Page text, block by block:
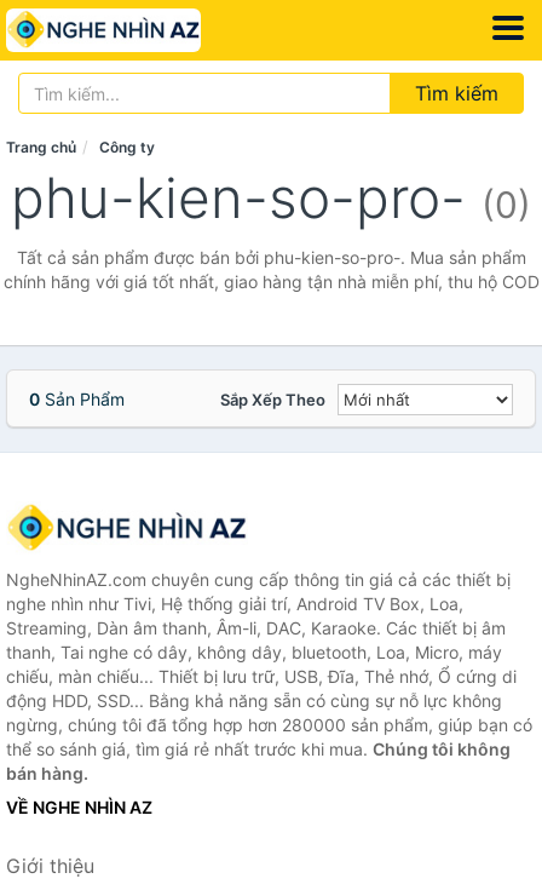
Tìm kiếm
Trang chủ Công ty
phu-kien-so-pro- (0)
Tất cả sản phẩm được bán bởi phu-kien-so-pro-. Mua sản phẩm
chính hãng với giá tốt nhất, giao hàng tận nhà miễn phí, thu hộ COD
0 Sản Phẩm Sắp Xếp Theo
NgheNhinAZ.com chuyên cung cấp thông tin giá cả các thiết bị
nghe nhìn như Tivi, Hệ thống giải trí, Android TV Box, Loa,
Streaming, Dàn âm thanh, Âm-li, DAC, Karaoke. Các thiết bị âm
thanh, Tai nghe có dây, không dây, bluetooth, Loa, Micro, máy
chiếu, màn chiếu... Thiết bị lưu trữ, USB, Đĩa, Thẻ nhớ, Ổ cứng di
động HDD, SSD... Bằng khả năng sẵn có cùng sự nỗ lực không
ngừng, chúng tôi đã tổng hợp hơn 280000 sản phẩm, giúp bạn có
thể so sánh giá, tìm giá rẻ nhất trước khi mua. Chúng tôi không
bán hàng.
VỀ NGHE NHÌN AZ
Giới thiệu